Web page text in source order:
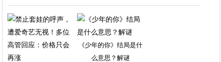
《少年的你》结局是什
么意思？解谜